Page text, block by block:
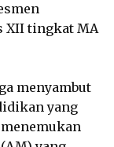
XII tingkat MA
menyambut
yang